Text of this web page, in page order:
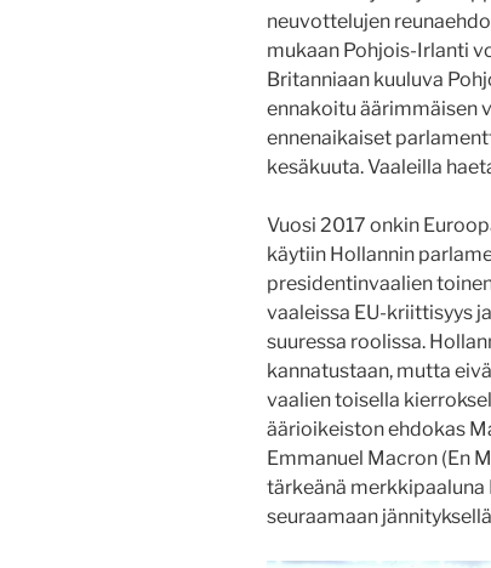
neuvottelujen
mukaan Pohjois-Irlanti
Britanniaan kuuluva
ennakoitu äärimmäisen
ennenaikaiset
kesäkuuta. Vaaleilla
Vuosi 2017 onkin
käytiin Hollannin
presidentinvaalien
vaaleissa EU-kriittisyys
suuressa roolissa.
kannatustaan, mutta
vaalien toisella
äärioikeiston ehdokas
Emmanuel Macron (En
tärkeänä merkkipaaluna
seuraamaan